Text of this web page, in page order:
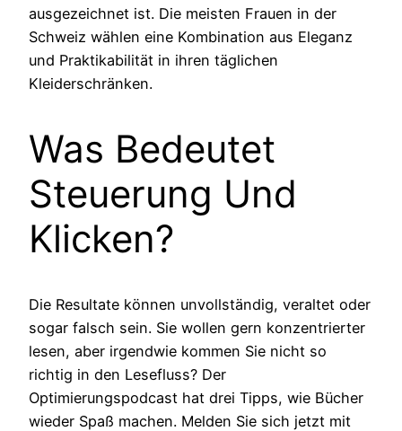
ausgezeichnet ist. Die meisten Frauen in der
Schweiz wählen eine Kombination aus Eleganz
und Praktikabilität in ihren täglichen
Kleiderschränken.
Was Bedeutet
Steuerung Und
Klicken?
Die Resultate können unvollständig, veraltet oder
sogar falsch sein. Sie wollen gern konzentrierter
lesen, aber irgendwie kommen Sie nicht so
richtig in den Lesefluss? Der
Optimierungspodcast hat drei Tipps, wie Bücher
wieder Spaß machen. Melden Sie sich jetzt mit